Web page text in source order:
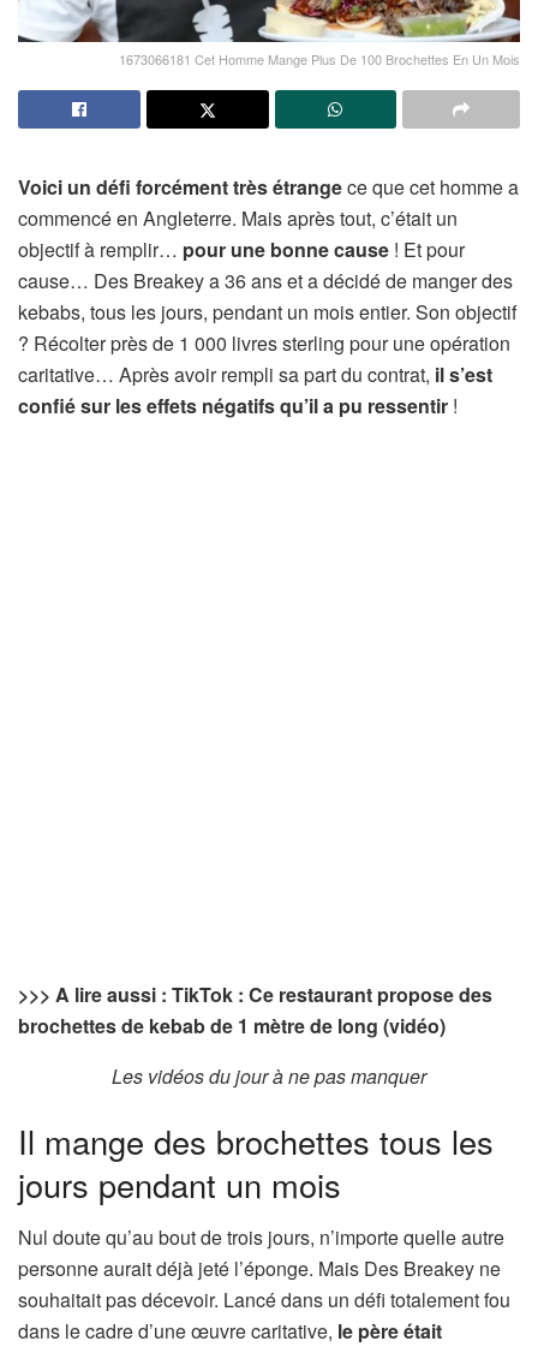
1673066181 Cet Homme Mange Plus De 100 Brochettes En Un Mois
Voici un défi forcément très étrangece que cet homme a
commencé en Angleterre. Mais après tout, c’était un
objectif à remplir… pour une bonne cause ! Et pour
cause… Des Breakey a 36 ans et a décidé de manger des
kebabs, tous les jours, pendant un mois entier. Son objectif
? Récolter près de 1 000 livres sterling pour une opération
caritative… Après avoir rempli sa part du contrat, il s’est
confié sur les effets négatifs qu’il a pu ressentir !
>>> A lire aussi : TikTok : Ce restaurant propose des
brochettes de kebab de 1 mètre de long (vidéo)
Les vidéos du jour à ne pas manquer
Il mange des brochettes tous les
jours pendant un mois
Nul doute qu’au bout de trois jours, n’importe quelle autre
personne aurait déjà jeté l’éponge. Mais Des Breakey ne
souhaitait pas décevoir. Lancé dans un défi totalement fou
dans le cadre d’une œuvre caritative, le père était